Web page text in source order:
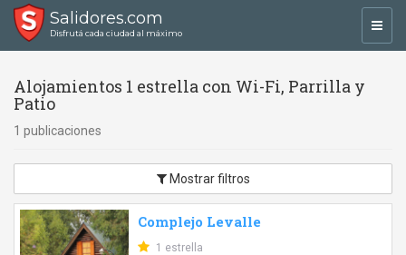
Salidores.com
Disfrutá cada ciudad al máximo
Alojamientos 1 estrella con Wi-Fi, Parrilla y
Patio
1 publicaciones
Mostrar filtros
Complejo Levalle
1 estrella